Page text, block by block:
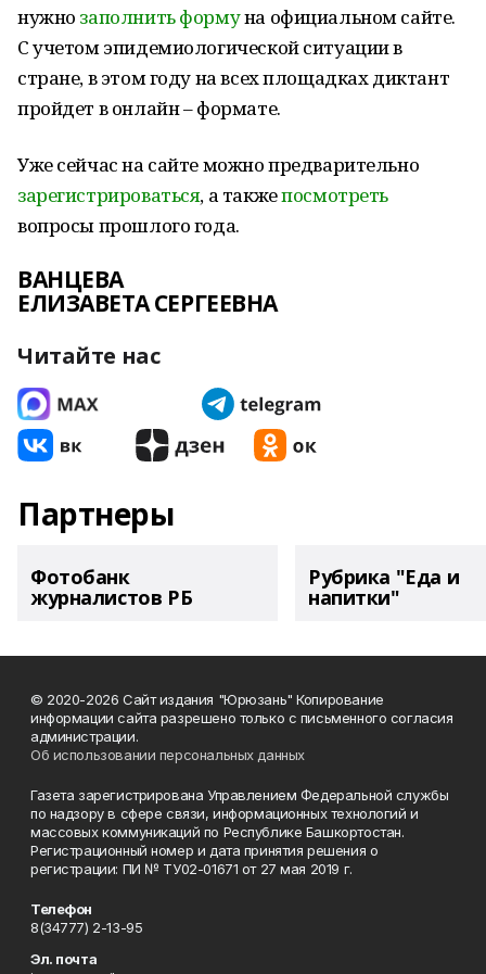
нужно заполнить формуна официальном сайте.
С учетом эпидемиологической ситуации в
стране, в этом году на всех площадках диктант
пройдет в онлайн – формате.
Уже сейчас на сайте можно предварительно
зарегистрироваться, а такжепосмотреть
вопросы прошлого года.
ВАНЦЕВА
ЕЛИЗАВЕТА СЕРГЕЕВНА
Читайте нас
Партнеры
Фотобанк
журналистов РБ
Рубрика "Еда и
напитки"
© 2020-2026 Сайт издания "Юрюзань" Копирование
информации сайта разрешено только с письменного согласия
администрации.
Об использовании персональных данных
Газета зарегистрирована Управлением Федеральной службы
по надзору в сфере связи, информационных технологий и
массовых коммуникаций по Республике Башкортостан.
Регистрационный номер и дата принятия решения о
регистрации: ПИ № ТУ02-01671 от 27 мая 2019 г.
Телефон
8(34777) 2-13-95
Эл. почта